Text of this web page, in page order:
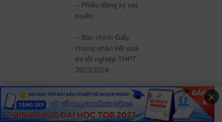
– Phiếu đăng ký xét
tuyển;
– Bản chính Giấy
chứng nhận kết quả
thi tốt nghiệp THPT
2023/2024;
– Bằng tốt nghiệp
THPT (bản sao
công chứng);
×